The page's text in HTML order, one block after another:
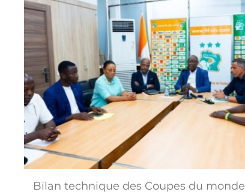
Bilan technique des Coupes du monde